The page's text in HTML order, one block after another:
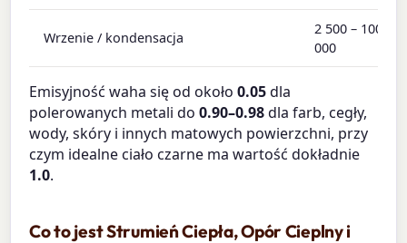
Wrzenie / kondensacja
2 500 – 100
000
Emisyjność waha się od około0.05dla
polerowanych metali do0.90–0.98dla farb, cegły,
wody, skóry i innych matowych powierzchni, przy
czym idealne ciało czarne ma wartość dokładnie
1.0.
Co to jest Strumień Ciepła, Opór Cieplny i